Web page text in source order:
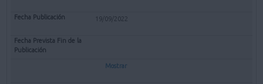
19/09/2022
Mostrar